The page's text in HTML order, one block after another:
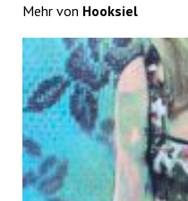
Mehr von Hooksiel